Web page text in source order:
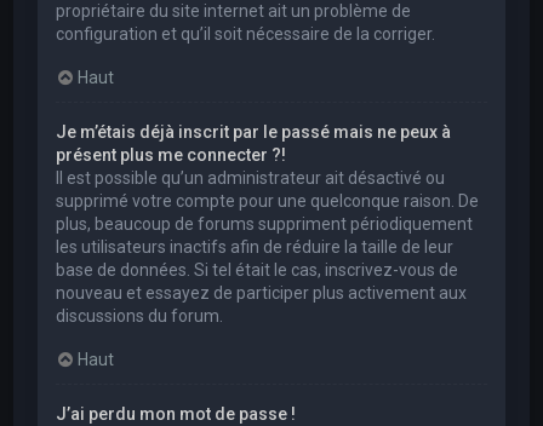
propriétaire du site internet ait un problème de
configuration et qu’il soit nécessaire de la corriger.
Haut
Je m’étais déjà inscrit par le passé mais ne peux à
présent plus me connecter ?!
Il est possible qu’un administrateur ait désactivé ou
supprimé votre compte pour une quelconque raison. De
plus, beaucoup de forums suppriment périodiquement
les utilisateurs inactifs afin de réduire la taille de leur
base de données. Si tel était le cas, inscrivez-vous de
nouveau et essayez de participer plus activement aux
discussions du forum.
Haut
J’ai perdu mon mot de passe !